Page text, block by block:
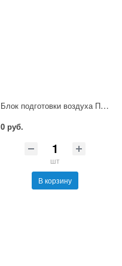
Блок подготовки воздуха П-ФРКВ1-Р-6
0 руб.
шт
В корзину